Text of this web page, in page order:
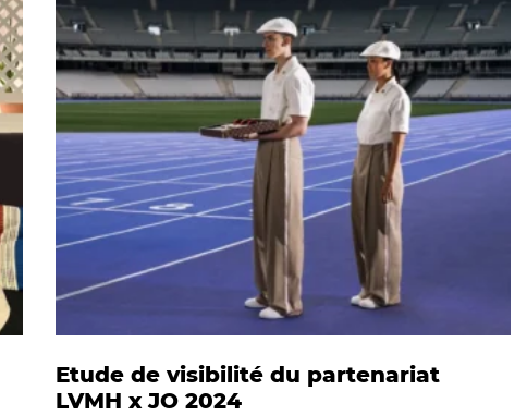
Etude de visibilité du partenariat
LVMH x JO 2024